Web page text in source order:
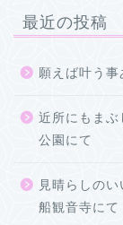
最近の投稿
願えば叶う事
近所にもまぶ
公園にて
見晴らしの
船観音寺にて